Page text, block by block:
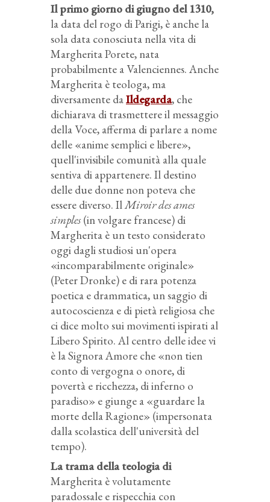
Il primo giorno di giugno del 1310,
la data del rogo di Parigi, è anche la
sola data conosciuta nella vita di
Margherita Porete, nata
probabilmente a Valenciennes. Anche
Margherita è teologa, ma
diversamente daIldegarda, che
dichiarava di trasmettere il messaggio
della Voce, afferma di parlare a nome
delle «anime semplici e libere»,
quell'invisibile comunità alla quale
sentiva di appartenere. Il destino
delle due donne non poteva che
essere diverso. IlMiroir des ames
simples(in volgare francese) di
Margherita è un testo considerato
oggi dagli studiosi un'opera
«incomparabilmente originale»
(Peter Dronke) e di rara potenza
poetica e drammatica, un saggio di
autocoscienza e di pietà religiosa che
ci dice molto sui movimenti ispirati al
Libero Spirito. Al centro delle idee vi
è la Signora Amore che «non tien
conto di vergogna o onore, di
povertà e ricchezza, di inferno o
paradiso» e giunge a «guardare la
morte della Ragione» (impersonata
dalla scolastica dell'università del
tempo).
La trama della teologia di
Margherita è volutamente
paradossale e rispecchia con